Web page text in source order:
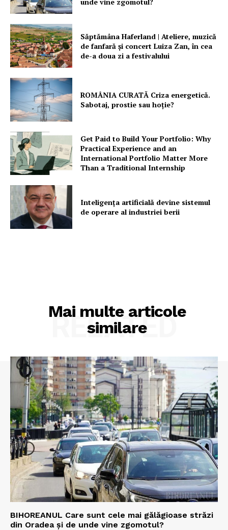
Săptămâna Haferland | Ateliere, muzică
de fanfară şi concert Luiza Zan, în cea
de-a doua zi a festivalului
ROMÂNIA CURATĂ Criza energetică.
Sabotaj, prostie sau hoție?
Get Paid to Build Your Portfolio: Why
Practical Experience and an
International Portfolio Matter More
Than a Traditional Internship
Inteligența artificială devine sistemul
de operare al industriei berii
Mai multe articole
similare
RELATED
BIHOREANUL Care sunt cele mai gălăgioase străzi
din Oradea și de unde vine zgomotul?